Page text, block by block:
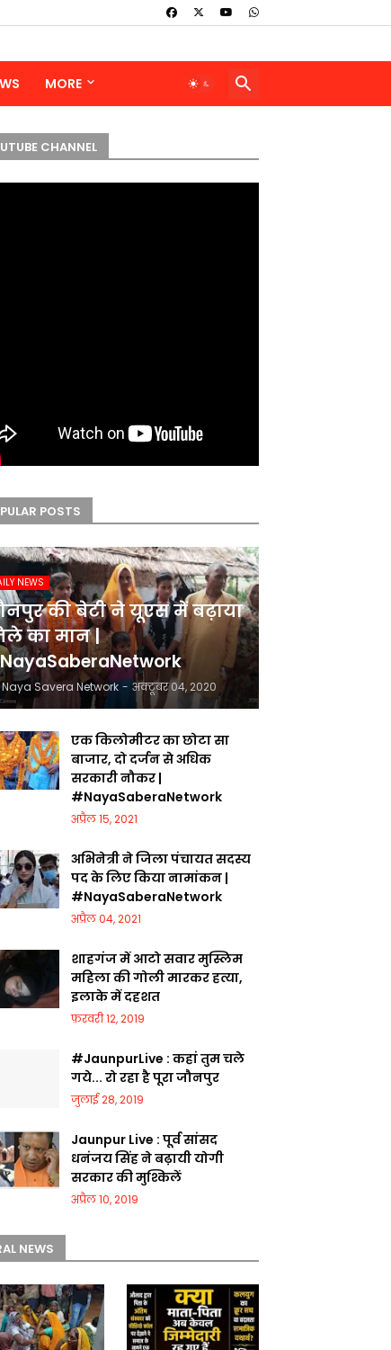
MORE
CHANNEL
POSTS
NEWS
की बेटी ने यूएस में बढ़ाया
का मान |
Naya Savera Network - अक्टूबर 04, 2020
एक किलोमीटर का छोटा सा
बाजार, दो दर्जन से अधिक
सरकारी नौकर |
#NayaSaberaNetwork
अप्रैल 15, 2021
अभिनेत्री ने जिला पंचायत सदस्य
पद के लिए किया नामांकन |
#NayaSaberaNetwork
अप्रैल 04, 2021
शाहगंज में आटो सवार मुस्लिम
महिला की गोली मारकर हत्या,
इलाके में दहशत
फ़रवरी 12, 2019
#JaunpurLive : कहां तुम चले
गये... रो रहा है पूरा जौनपुर
जुलाई 28, 2019
Jaunpur Live : पूर्व सांसद
धनंजय सिंह ने बढ़ायी योगी
सरकार की मुश्किलें
अप्रैल 10, 2019
NEWS